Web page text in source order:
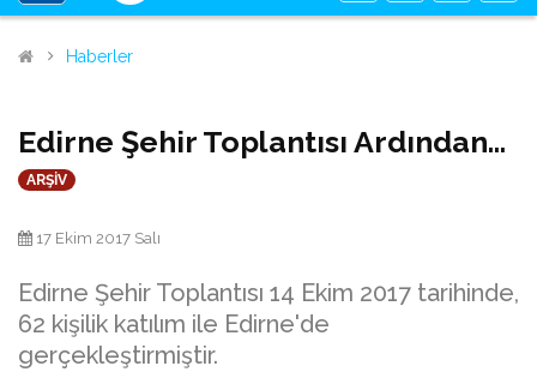
Haberler
Edirne Şehir Toplantısı Ardından…
ARŞİV
17 Ekim 2017 Salı
Edirne Şehir Toplantısı 14 Ekim 2017 tarihinde,
62 kişilik katılım ile Edirne'de
gerçekleştirmiştir.